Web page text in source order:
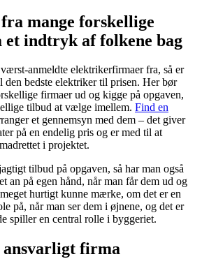
mange forskellige
et indtryk af folkene bag
anmeldte elektrikerfirmaer fra, så er
bedste elektriker til prisen. Her bør
firmaer ud og kigge på opgaven,
tilbud at vælge imellem. Find en
et gennemsyn med dem – det giver
på en endelig pris og er med til at
i projektet.
tilbud på opgaven, så har man også
an på egen hånd, når man får dem ud og
hurtigt kunne mærke, om det er en
på, når man ser dem i øjnene, og det er
spiller en central rolle i byggeriet.
firma